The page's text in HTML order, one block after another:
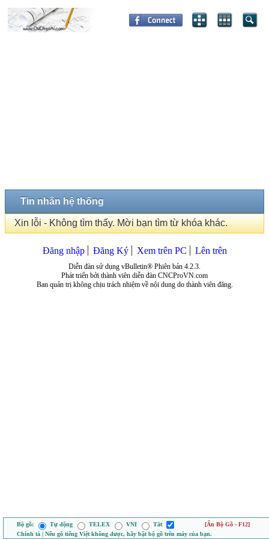
Tin nhắn hệ thống
Xin lỗi - Không tìm thấy. Mời bạn tìm từ khóa khác.
Đăng nhập Đăng Ký Xem trên PC Lên trên
Diễn đàn sử dụng vBulletin® Phiên bản 4.2.3.
Phát triển bởi thành viên diễn đàn CNCProVN.com
Ban quản trị không chịu trách nhiệm về nội dung do thành viên đăng.
Bộ gõ: Tự động TELEX VNI Tắt
[Ẩn Bộ Gõ - F12]
Chính tả | Nếu gõ tiếng Việt không được, hãy bật bộ gõ trên máy của bạn.